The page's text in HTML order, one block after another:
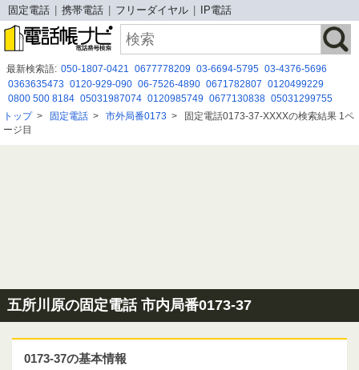
固定電話 携帯電話 フリーダイヤル IP電話
最新検索語: 050-1807-0421 0677778209 03-6694-5795 03-4376-5696
0363635473 0120-929-090 06-7526-4890 0671782807 0120499229
0800 500 8184 05031987074 0120985749 0677130838 05031299755
08065611427 08009191250 09051310032 0120427245 08000809691
0433327100
トップ> 固定電話 > 市外局番0173 > 固定電話0173-37-XXXXの検索結果 1ペ
ージ目
五所川原の固定電話 市内局番0173-37
0173-37の基本情報